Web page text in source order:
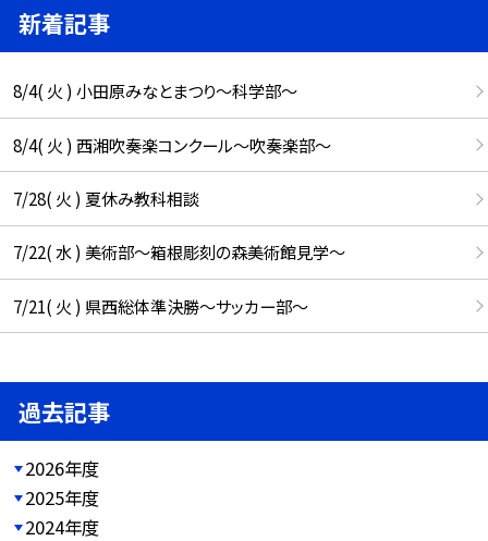
新着記事
8/4( 火 ) 小田原みなとまつり～科学部～
8/4( 火 ) 西湘吹奏楽コンクール～吹奏楽部～
7/28( 火 ) 夏休み教科相談
7/22( 水 ) 美術部～箱根彫刻の森美術館見学～
7/21( 火 ) 県西総体準決勝～サッカー部～
過去記事
2026年度
2025年度
2024年度